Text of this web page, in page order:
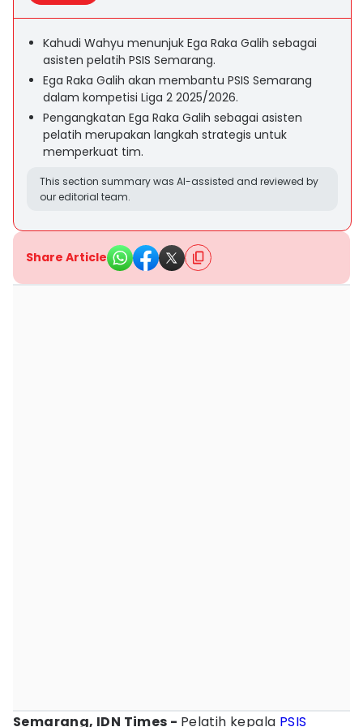
Kahudi Wahyu menunjuk Ega Raka Galih sebagai
asisten pelatih PSIS Semarang.
Ega Raka Galih akan membantu PSIS Semarang
dalam kompetisi Liga 2 2025/2026.
Pengangkatan Ega Raka Galih sebagai asisten
pelatih merupakan langkah strategis untuk
memperkuat tim.
This section summary was AI-assisted and reviewed by
our editorial team.
Share Article
Semarang, IDN Times - Pelatih kepala PSIS